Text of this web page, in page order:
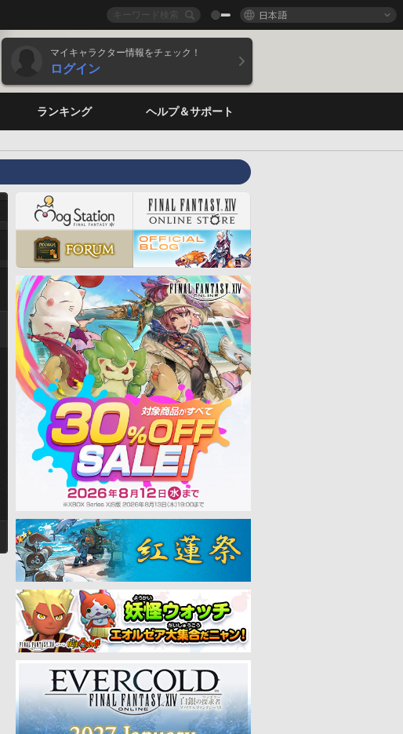
日本語
マイキャラクター情報をチェック！
ログイン
ランキング ヘルプ＆サポート